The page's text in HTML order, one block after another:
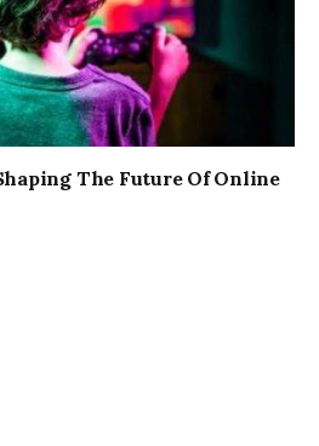
The Future Of Online